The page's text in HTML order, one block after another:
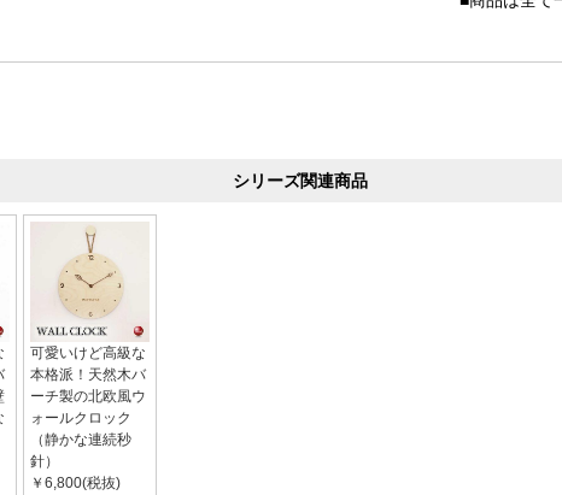
シリーズ関連商品
可愛いけど高級な
本格派！天然木バ
ーチ製の北欧風ウ
ォールクロック
（静かな連続秒
針）
￥6,800(税抜)